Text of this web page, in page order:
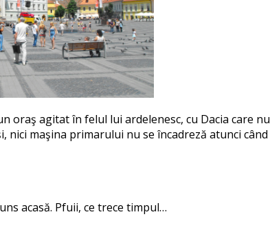
oraş agitat în felul lui ardelenesc, cu Dacia care nu
nici maşina primarului nu se încadreză atunci când
acasă. Pfuii, ce trece timpul…